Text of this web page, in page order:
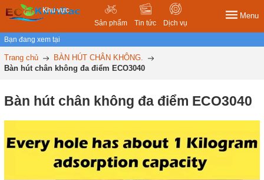
Khu vực
Sản phẩm
Tin tức Dịch vụ
Menu
Bạn đang xem tại
Trang chủ
BÀN HÚT CHÂN KHÔNG.
Bàn hút chân không đa điểm ECO3040
Bàn hút chân không đa điểm ECO3040